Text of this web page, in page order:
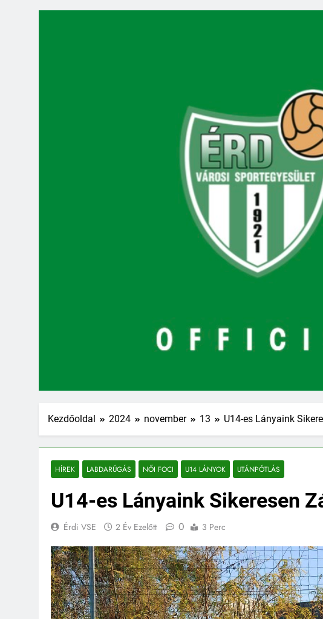
Kezdőoldal 2024 november 13 U14-es Lányaink
HÍREK LABDARÚGÁS NŐI FOCI U14 LÁNYOK UTÁNPÓTLÁS
U14-es Lányaink Sikeresen
Érdi VSE 2 Év Ezelőtt 0 3 Perc